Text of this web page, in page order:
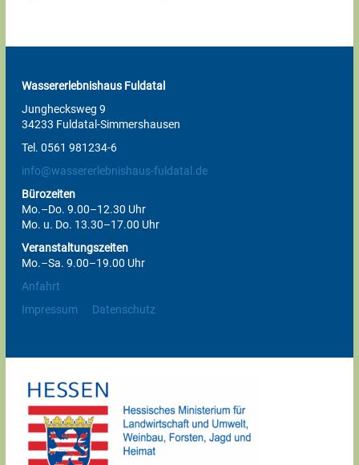
Wassererlebnishaus Fuldatal
Junghecksweg 9
34233 Fuldatal-Simmershausen
Tel. 0561 981234-6
info@wassererlebnishaus-fuldatal.de
Bürozeiten
Mo.–Do. 9.00–12.30 Uhr
Mo. u. Do. 13.30–17.00 Uhr
Veranstaltungszeiten
Mo.–Sa. 9.00–19.00 Uhr
Anfahrt
Impressum
Datenschutz